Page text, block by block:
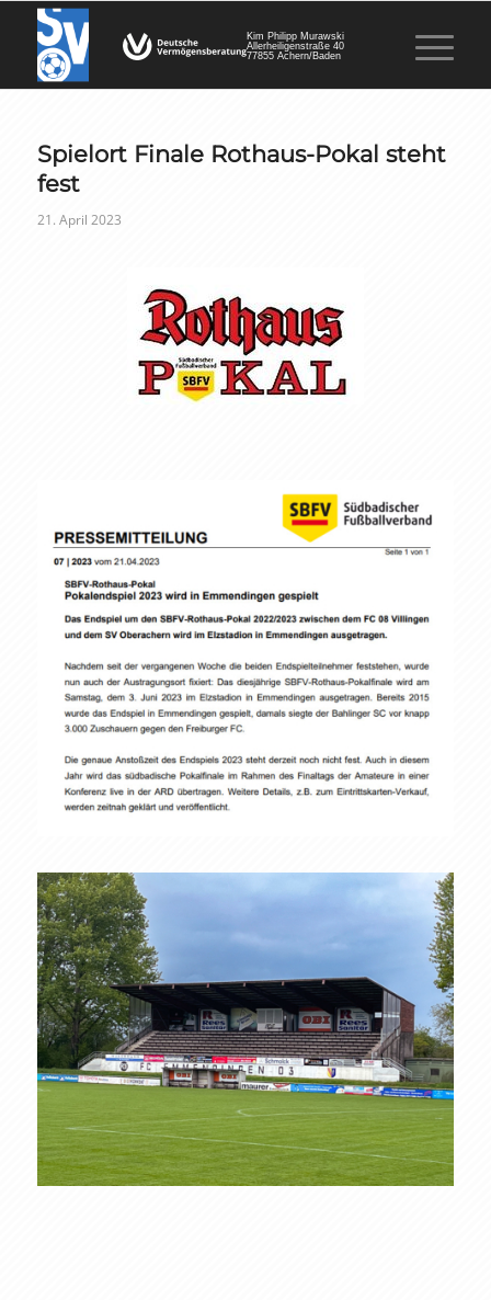
Kim Philipp Murawski
Allerheiligenstraße 40
77855 Achern/Baden
Spielort Finale Rothaus-Pokal steht
fest
21. April 2023